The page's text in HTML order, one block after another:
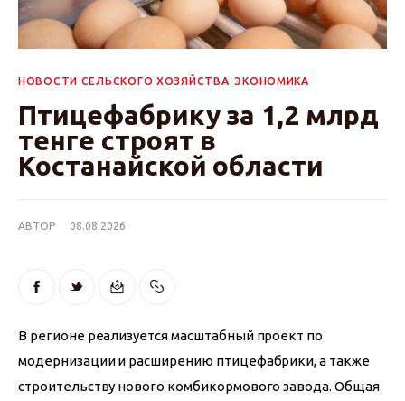
НОВОСТИ СЕЛЬСКОГО ХОЗЯЙСТВА ЭКОНОМИКА
Птицефабрику за 1,2 млрд
тенге строят в
Костанайской области
АВТОР 08.08.2026
В регионе реализуется масштабный проект по
модернизации и расширению птицефабрики, а также
строительству нового комбикормового завода. Общая